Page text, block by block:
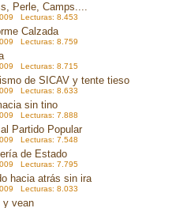
Perle, Camps....
Lecturas: 8.453
Calzada
Lecturas: 8.759
Lecturas: 8.715
de SICAV y tente tieso
Lecturas: 8.633
sin tino
Lecturas: 7.888
Partido Popular
Lecturas: 7.548
de Estado
Lecturas: 7.795
hacia atrás sin ira
Lecturas: 8.033
y vean